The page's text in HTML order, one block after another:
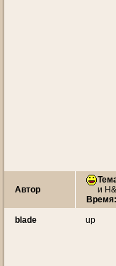
Автор
и
Время:
blade up